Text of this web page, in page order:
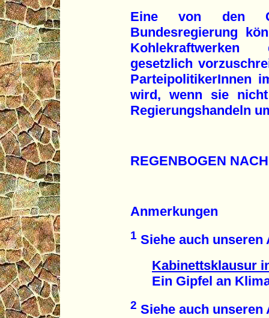
Eine von den
Bundesregierung
Kohlekraftwerken
gesetzlich
ParteipolitikerInnen
wird, wenn sie
Regierungshandeln
REGENBOGEN
Anmerkungen
1 Siehe auch unseren
Kabinettsklausur
Ein Gipfel an
2 Siehe auch unseren